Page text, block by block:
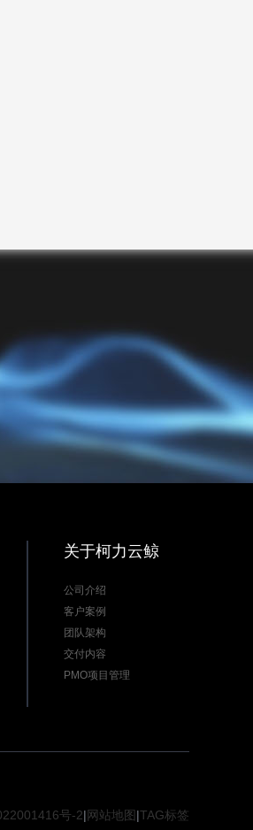
关于柯力云鲸
公司介绍
客户案例
团队架构
交付内容
PMO项目管理
号-2|网站地图 |TAG标签